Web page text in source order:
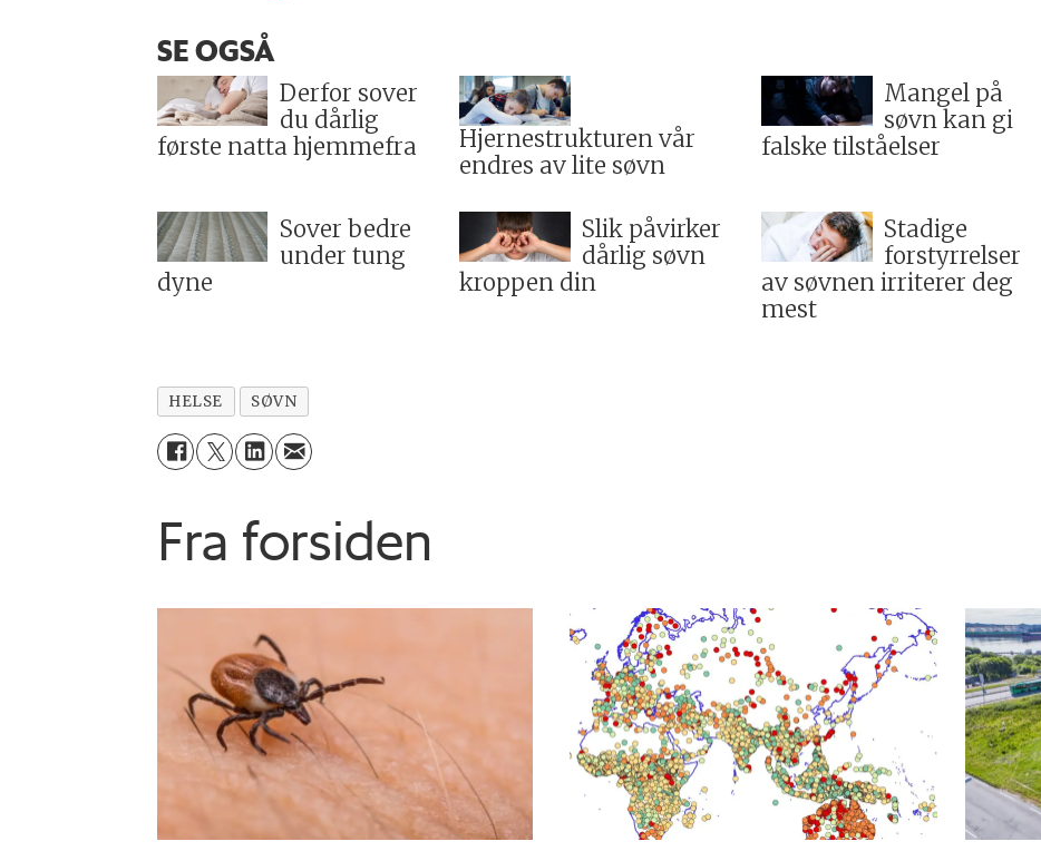
SE OGSÅ
Derfor sover
du dårlig
første natta hjemmefra
Hjernestrukturen vår
endres av lite søvn
Mangel på
søvn kan gi
falske tilståelser
Sover bedre
under tung
dyne
Slik påvirker
dårlig søvn
kroppen din
Stadige
forstyrrelser
av søvnen irriterer deg
mest
HELSE SØVN
Fra forsiden